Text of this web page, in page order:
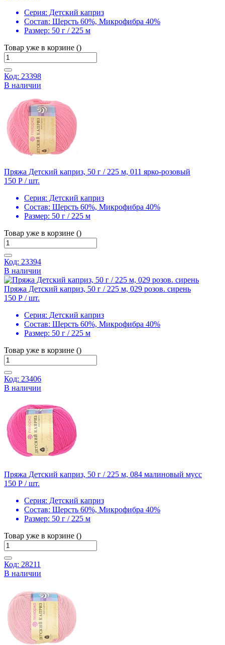
Серия: Детский каприз
Состав: Шерсть 60%, Микрофибра 40%
Размер: 50 г / 225 м
Товар уже в корзине ()
Код: 23398
В наличии
Пряжа Детский каприз, 50 г / 225 м, 011 ярко-розовый
150 Р / шт.
Серия: Детский каприз
Состав: Шерсть 60%, Микрофибра 40%
Размер: 50 г / 225 м
Товар уже в корзине ()
Код: 23394
В наличии
Пряжа Детский каприз, 50 г / 225 м, 029 розов. сирень
150 Р / шт.
Серия: Детский каприз
Состав: Шерсть 60%, Микрофибра 40%
Размер: 50 г / 225 м
Товар уже в корзине ()
Код: 23406
В наличии
Пряжа Детский каприз, 50 г / 225 м, 084 малиновый мусс
150 Р / шт.
Серия: Детский каприз
Состав: Шерсть 60%, Микрофибра 40%
Размер: 50 г / 225 м
Товар уже в корзине ()
Код: 28211
В наличии